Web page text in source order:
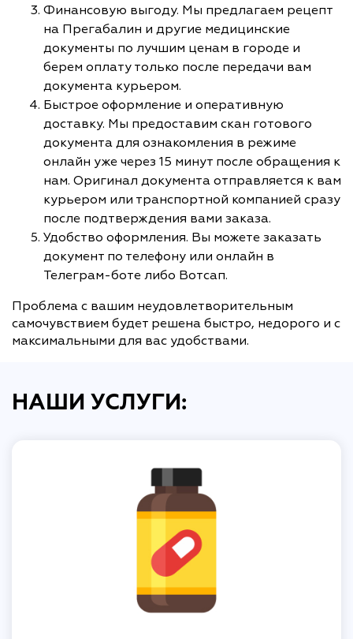
Финансовую выгоду. Мы предлагаем рецепт
на Прегабалин и другие медицинские
документы по лучшим ценам в городе и
берем оплату только после передачи вам
документа курьером.
Быстрое оформление и оперативную
доставку. Мы предоставим скан готового
документа для ознакомления в режиме
онлайн уже через 15 минут после обращения к
нам. Оригинал документа отправляется к вам
курьером или транспортной компанией сразу
после подтверждения вами заказа.
Удобство оформления. Вы можете заказать
документ по телефону или онлайн в
Телеграм-боте либо Вотсап.
Проблема с вашим неудовлетворительным
самочувствием будет решена быстро, недорого и с
максимальными для вас удобствами.
НАШИ УСЛУГИ: